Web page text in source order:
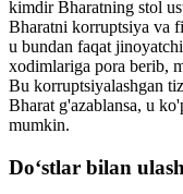
kimdir Bharatning stol
Bharatni korruptsiya va
u bundan faqat
xodimlariga pora berib,
Bu korruptsiyalashgan
Bharat g'azablansa, u
mumkin.
Do‘stlar bilan